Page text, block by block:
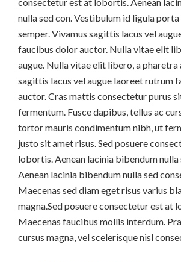
nulla sed con. Vestibulum id ligula
semper. Vivamus sagittis lacus vel
faucibus dolor auctor. Nulla vitae elit
augue. Nulla vitae elit libero, a pharetra
sagittis lacus vel augue laoreet rutrum
auctor. Cras mattis consectetur purus
fermentum. Fusce dapibus, tellus ac
tortor mauris condimentum nibh, ut
justo sit amet risus. Sed posuere
lobortis. Aenean lacinia bibendum nulla
Aenean lacinia bibendum nulla sed
Maecenas sed diam eget risus varius
magna.Sed posuere consectetur est at
Maecenas faucibus mollis interdum.
cursus magna, vel scelerisque nisl